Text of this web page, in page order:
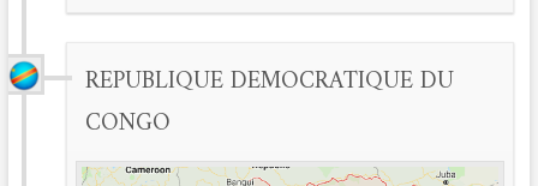
REPUBLIQUE DEMOCRATIQUE DU
CONGO